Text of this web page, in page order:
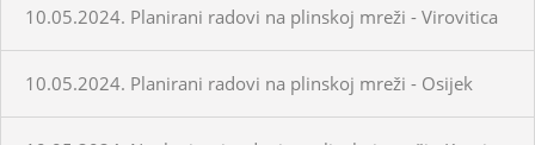
10.05.2024. Planirani radovi na plinskoj mreži - Virovitica
10.05.2024. Planirani radovi na plinskoj mreži - Osijek